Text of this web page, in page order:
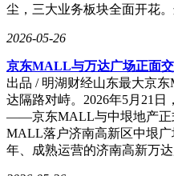
尘，三大业务板块全面开花
2026-05-26
京东MALL与万达广场正面
出品 / 明湖财经山东最大京
达隔路对峙。2026年5月21
——京东MALL与中垠地产正
MALL落户济南高新区中垠
年、成熟运营的济南高新万